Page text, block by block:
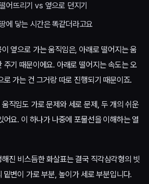
어뜨리기 vs 옆으로 던지기
에 닿는 시간은 똑같더라고요
옆으로 가는 움직임은, 아래로 떨어지는 움
주기 때문이에요. 아래로 떨어지는 속도는 오
로 가는 건 그거랑 따로 진행되기 때문이죠.
직임도 가로 문제와 세로 문제, 두 개의 쉬운
어요. 이 하나가 나중에 포물선을 이해하는 열
진 비스듬한 화살표는 결국 직각삼각형의 빗
밑변이 가로 부분, 높이가 세로 부분입니다.